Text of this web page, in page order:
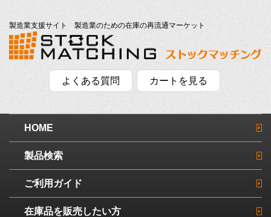
製造業支援サイト 製造業のための在庫の再流通マーケット
よくある質問 カートを見る
HOME
製品検索
ご利用ガイド
在庫品を販売したい方